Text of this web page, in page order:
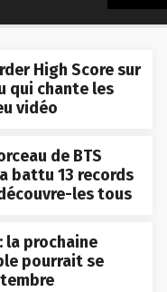
High Score sur
qui chante les
vidéo
de BTS
battu 13 records
les tous
la prochaine
pourrait se